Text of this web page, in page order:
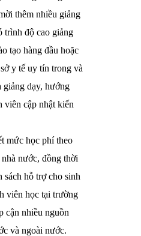
thêm nhiều giảng
trình độ cao giảng
tạo hàng đầu hoặc
y tế uy tín trong và
giảng dạy, hướng
viên cập nhật kiến
mức học phí theo
nước, đồng thời
sách hỗ trợ cho sinh
viên học tại trường
cận nhiều nguồn
và ngoài nước.